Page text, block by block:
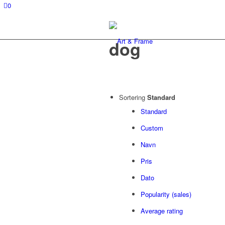
0
dog
Sortering Standard
Standard
Custom
Navn
Pris
Dato
Popularity (sales)
Average rating